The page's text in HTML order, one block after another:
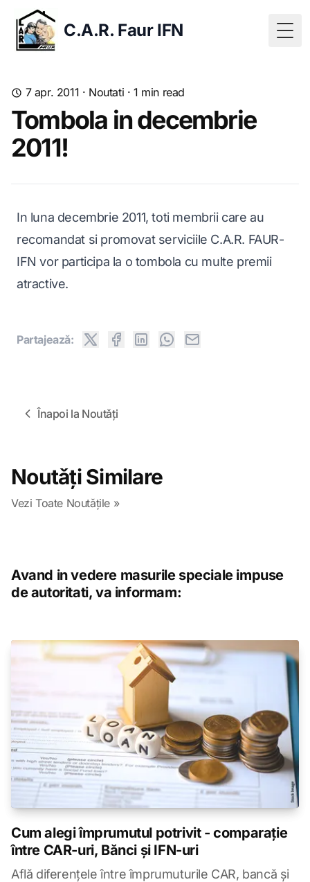
C.A.R. Faur IFN
7 apr. 2011 · Noutati ·1 min read
Tombola in decembrie
2011!
In luna decembrie 2011, toti membrii care au
recomandat si promovat serviciile C.A.R. FAUR-
IFN vor participa la o tombola cu multe premii
atractive.
Partajeazǎ:
Înapoi la Noutǎți
Noutǎți Similare
Vezi Toate Noutǎțile »
Avand in vedere masurile speciale impuse
de autoritati, va informam:
Cum alegi împrumutul potrivit - comparație
între CAR-uri, Bănci și IFN-uri
Află diferențele între împrumuturile CAR, bancă și